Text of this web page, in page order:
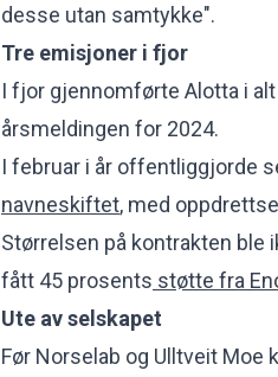
desse utan samtykke".
Tre emisjoner i fjor
I fjor gjennomførte Alotta i
årsmeldingen for 2024.
I februar i år offentliggjorde
navneskiftet, med
Størrelsen på kontrakten ble
fått 45 prosents støtte fra
Ute av selskapet
Før Norselab og Ulltveit